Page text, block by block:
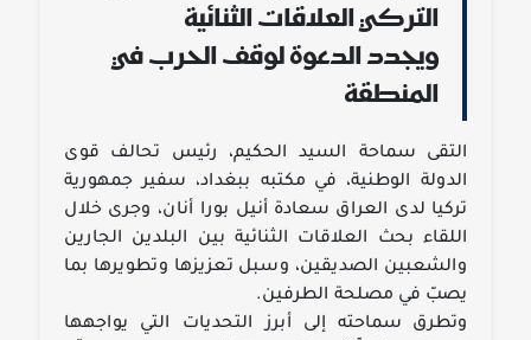
التركي العلاقات الثنائية
ويجدد الدعوة لوقف الحرب في
المنطقة
التقى سماحة السيد الحكيم، رئيس تحالف قوى
الدولة الوطنية، في مكتبه ببغداد، سفير جمهورية
تركيا لدى العراق سعادة أنيل بورا أنان، وجرى خلال
اللقاء بحث العلاقات الثنائية بين البلدين الجارين
والشعبين الصديقين، وسبل تعزيزها وتطويرها بما
يصبّ في مصلحة الطرفين.
وتطرق سماحته إلى أبرز التحديات التي يواجهها